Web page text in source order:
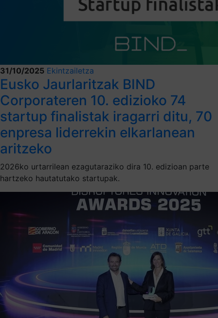
31/10/2025 Ekintzailetza
Eusko Jaurlaritzak BIND
Corporateren 10. edizioko 74
startup finalistak iragarri ditu, 70
enpresa liderrekin elkarlanean
aritzeko
2026ko urtarrilean ezagutaraziko dira 10. edizioan parte
hartzeko hautatutako startupak.